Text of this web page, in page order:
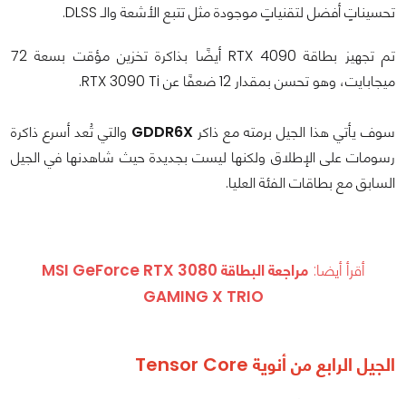
تحسيناتٍ أفضل لتقنياتٍ موجودة مثل تتبع الأشعة والـ DLSS.
تم تجهيز بطاقة RTX 4090 أيضًا بذاكرة تخزين مؤقت بسعة 72
ميجابايت، وهو تحسن بمقدار 12 ضعفًا عن RTX 3090 Ti.
سوف يأتي هذا الجيل برمته مع ذاكر GDDR6X والتي تُعد أسرع ذاكرة
رسومات على الإطلاق ولكنها ليست بجديدة حيث شاهدنها في الجيل
السابق مع بطاقات الفئة العليا.
أقرأ أيضا:
مراجعة البطاقة MSI GeForce RTX 3080
GAMING X TRIO
الجيل الرابع من أنوية Tensor Core